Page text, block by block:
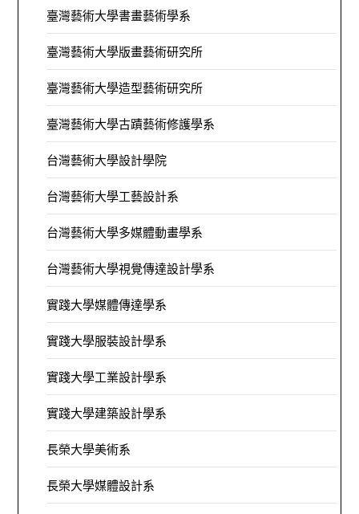
臺灣藝術大學書畫藝術學系
臺灣藝術大學版畫藝術研究所
臺灣藝術大學造型藝術研究所
臺灣藝術大學古蹟藝術修護學系
台灣藝術大學設計學院
台灣藝術大學工藝設計系
台灣藝術大學多媒體動畫學系
台灣藝術大學視覺傳達設計學系
實踐大學媒體傳達學系
實踐大學服裝設計學系
實踐大學工業設計學系
實踐大學建築設計學系
長榮大學美術系
長榮大學媒體設計系